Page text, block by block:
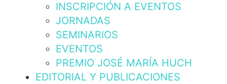
INSCRIPCIÓN A EVENTOS
JORNADAS
SEMINARIOS
EVENTOS
PREMIO JOSÉ MARÍA HUCH
EDITORIAL Y PUBLICACIONES